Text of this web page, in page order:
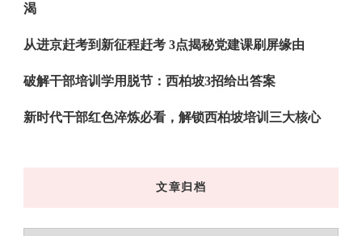
渴
从进京赶考到新征程赶考 3点揭秘党建课刷屏缘由
破解干部培训学用脱节：西柏坡3招给出答案
新时代干部红色淬炼必看，解锁西柏坡培训三大核心
文章归档